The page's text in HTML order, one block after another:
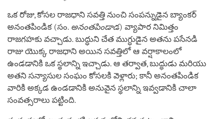
ఒక రోజు, కోసల రాజధాని సవత్తి నుంచి సంపన్నుడైన బ్యాంకర్
అనంతపిండిక (సం. అనంతపిండాడ) వ్యాపార నిమిత్తం
రాజగహకు వచ్చాడు. బుద్ధుని చేత ముగ్ధుడైన అతను పసేనడి
రాజు యొక్క రాజధాని అయిన సవత్తిలో ఆ వర్షాకాలంలో
ఉండడానికి ఒక స్థలాన్ని ఇచ్చాడు. ఆ తర్వాత, బుద్ధుడు మరియు
అతని సన్యాసుల సంఘం కోసలకి వెళ్లారు; కానీ అనంతపిండిక
వారికి అక్కడ ఉండడానికి అనువైన స్థలాన్ని ఇవ్వడానికి చాలా
సంవత్సరాలు పట్టింది.